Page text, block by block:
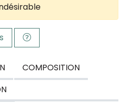
COMPOSITION